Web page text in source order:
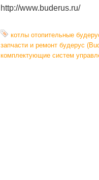
http://www.buderus.ru/
котлы отопительные
запчасти и ремонт будерус
комплектующие систем